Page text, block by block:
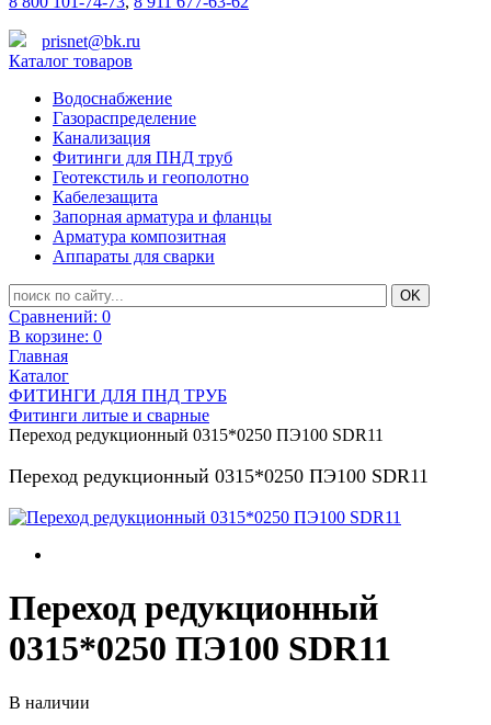
prisnet@bk.ru
Каталог товаров
Водоснабжение
Газораспределение
Канализация
Фитинги для ПНД труб
Геотекстиль и геополотно
Кабелезащита
Запорная арматура и фланцы
Арматура композитная
Аппараты для сварки
Сравнений: 0
В корзине: 0
Главная
Каталог
ФИТИНГИ ДЛЯ ПНД ТРУБ
Фитинги литые и сварные
Переход редукционный 0315*0250 ПЭ100 SDR11
Переход редукционный 0315*0250 ПЭ100 SDR11
Переход редукционный
0315*0250 ПЭ100 SDR11
В наличии